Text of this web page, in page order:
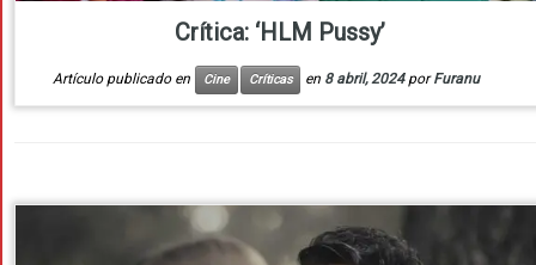
Crítica: ‘HLM Pussy’
Artículo publicado en Cine Críticas en 8 abril, 2024 porFuranu